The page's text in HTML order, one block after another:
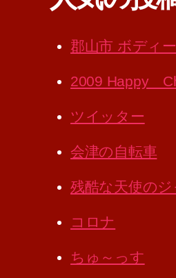
郡山市 ボディ
2009 Happy
ツイッター
会津の自転車
残酷な天使のジ
コロナ
ちゅ～っす